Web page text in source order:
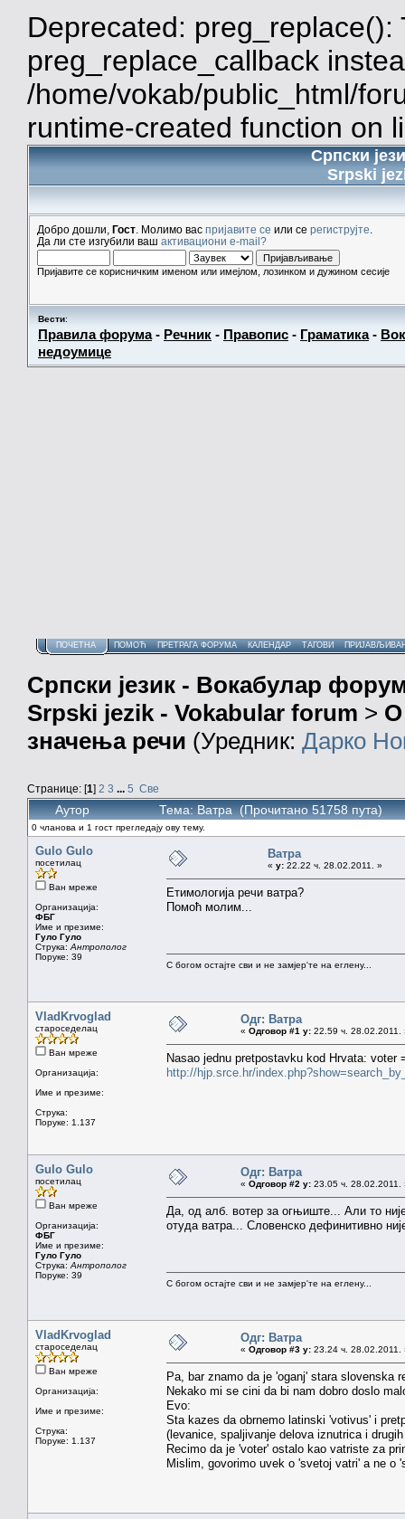
Deprecated:
preg_replace_callback
/home/vokab/public_html/
runtime-created function on
Српски
Srpski
Добро дошли, Гост . Молимо вас пријавите се или се региструјте
Да ли сте изгубили ваш активациони e-mail?
Пријавите се корисничким именом или имејлом, лозинком и дужином сесије
Вести:
Правила форума- Речник - Правопис - Граматика-
недоумице
ПОЧЕТНА ПОМОЋ ПРЕТРАГА ФОРУМА КАЛЕНДАР ТАГОВИ
Српски језик - Вокабулар
Srpski jezik - Vokabular forum > О
значења речи (Уредник: Дарко
Странице: [1] 2 3 ... 5 Све
Аутор Тема: Ватра (Прочитано 51758 пута)
0 чланова и 1 гост прегледају ову тему.
Gulo Gulo
посетилац
Ван мреже
Организација:
ФБГ
Име и презиме:
Гуло Гуло
Струка: Антрополог
Поруке: 39
Ватра
« у: 22.22 ч. 28.02.2011. »
Етимологија речи ватра?
Помоћ молим...
С богом остајте сви и не замјер'те на еглену...
VladKrvoglad
староседелац
Ван мреже
Организација:
Име и презиме:
Струка:
Поруке: 1.137
Одг: Ватра
« Одговор #1 у: 22.59 ч. 28.02.2011.
Nasao jednu pretpostavku kod Hrvata: voter
http://hjp.srce.hr/
Gulo Gulo
посетилац
Ван мреже
Организација:
ФБГ
Име и презиме:
Гуло Гуло
Струка: Антрополог
Поруке: 39
Одг: Ватра
« Одговор #2 у: 23.05 ч. 28.02.2011.
Да, од алб. вотер за огњиште... Али то
отуда ватра... Словенско дефинитивно
С богом остајте сви и не замјер'те на еглену...
VladKrvoglad
староседелац
Ван мреже
Организација:
Име и презиме:
Струка:
Поруке: 1.137
Одг: Ватра
« Одговор #3 у: 23.24 ч. 28.02.2011.
Pa, bar znamo da je 'oganj' stara slovenska
Nekako mi se cini da bi nam dobro doslo
Evo:
Sta kazes da obrnemo latinski 'votivus' i
(levanice, spaljivanje delova iznutrica i
Recimo da je 'voter' ostalo kao vatriste za
Mislim, govorimo uvek o 'svetoj vatri' a ne o